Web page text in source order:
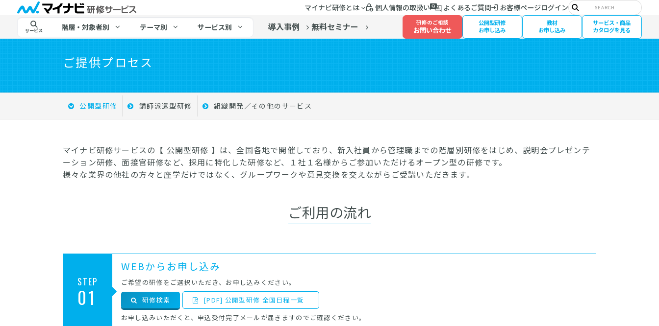
マイナビ研修とは 個人情報の取扱い よくあるご質問 お客様ページログインサ
イ
ト
索:
検
索
サービス 階層・対象者別 テーマ別 サービス別 導入事例 無料セミナー 研修のご相談
お問い合わせ
公開型研修
お申し込み
教材
お申し込み
サービス・商品
カタログを見る
ご提供プロセス
公開型研修 講師派遣型研修 組織開発／その他のサービス
マイナビ研修サービスの【 公開型研修 】は、全国各地で開催しており、新入社員から管理職までの階層別研修をはじめ、説明会プレゼンテ
ーション研修、面接官研修など、採用に特化した研修など、１社１名様からご参加いただけるオープン型の研修です。
様々な業界の他社の方々と座学だけではなく、グループワークや意見交換を交えながらご受講いただきます。
ご利用の流れ
STEP
01
WEBからお申し込み
ご希望の研修をご選択いただき、お申し込みください。
研修検索
[PDF] 公開型研修 全国日程一覧
お申し込みいただくと、申込受付完了メールが届きますのでご確認ください。